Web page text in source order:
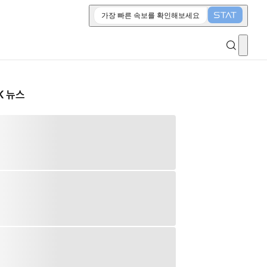
가장 빠른 속보를 확인해보세요
뉴스